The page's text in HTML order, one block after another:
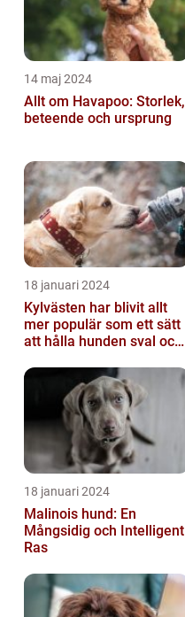
14 maj 2024
Allt om Havapoo: Storlek,
beteende och ursprung
18 januari 2024
Kylvästen har blivit allt
mer populär som ett sätt
att hålla hunden sval och
väde...
18 januari 2024
Malinois hund: En
Mångsidig och Intelligent
Ras